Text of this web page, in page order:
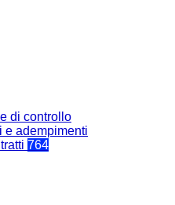
di controllo
e adempimenti
764